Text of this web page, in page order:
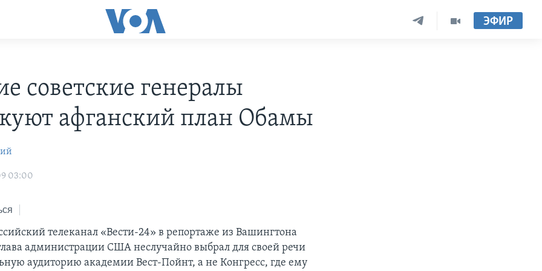
ЭФИР
советские генералы
афганский план Обамы
03:00
телеканал «Вести-24» в репортаже из Вашингтона
администрации США неслучайно выбрал для своей речи
аудиторию академии Вест-Пойнт, а не Конгресс, где ему